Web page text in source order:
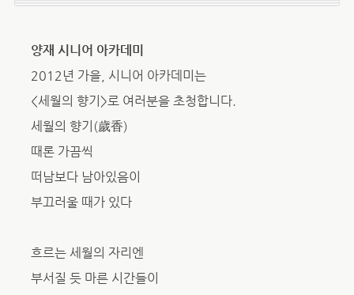
양재 시니어 아카데미
2012년 가을, 시니어 아카데미는
<세월의 향기>로 여러분을 초청합니다.
세월의 향기(歲香)
때론 가끔씩
떠남보다 남아있음이
부끄러울 때가 있다
흐르는 세월의 자리엔
부서질 듯 마른 시간들이